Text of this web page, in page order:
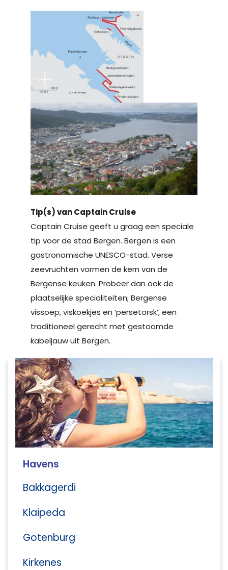
Tip(s) van Captain Cruise
Captain Cruise geeft u graag een speciale
tip voor de stad Bergen. Bergen is een
gastronomische UNESCO-stad. Verse
zeevruchten vormen de kern van de
Bergense keuken. Probeer dan ook de
plaatselijke specialiteiten; Bergense
vissoep, viskoekjes en ‘persetorsk’, een
traditioneel gerecht met gestoomde
kabeljauw uit Bergen.
Havens
Bakkagerdi
Klaipeda
Gotenburg
Kirkenes